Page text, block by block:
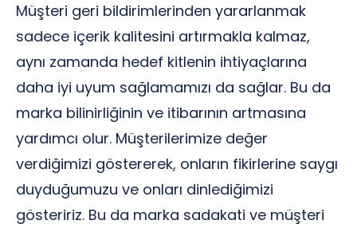
Müşteri geri bildirimlerinden yararlanmak
sadece içerik kalitesini artırmakla kalmaz,
aynı zamanda hedef kitlenin ihtiyaçlarına
daha iyi uyum sağlamamızı da sağlar. Bu da
marka bilinirliğinin ve itibarının artmasına
yardımcı olur. Müşterilerimize değer
verdiğimizi göstererek, onların fikirlerine saygı
duyduğumuzu ve onları dinlediğimizi
gösteririz. Bu da marka sadakati ve müşteri